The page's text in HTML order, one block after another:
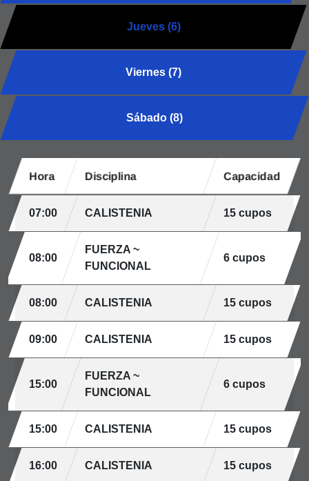
Jueves (6)
Viernes (7)
Sábado (8)
Hora Disciplina Capacidad
07:00 CALISTENIA 15 cupos
08:00
FUERZA ~
FUNCIONAL
6 cupos
08:00 CALISTENIA 15 cupos
09:00 CALISTENIA 15 cupos
15:00
FUERZA ~
FUNCIONAL
6 cupos
15:00 CALISTENIA 15 cupos
16:00 CALISTENIA 15 cupos